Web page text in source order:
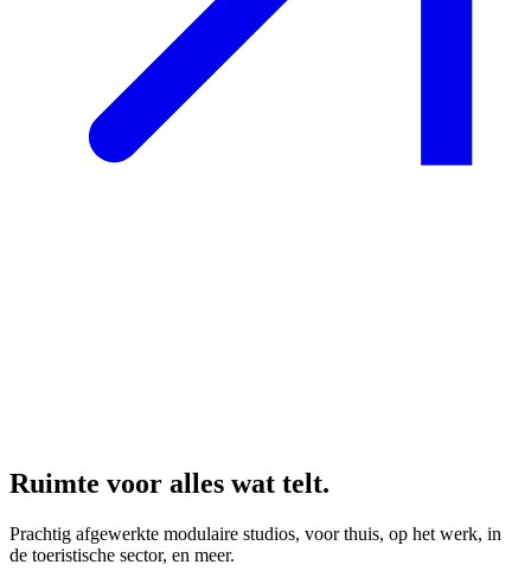
Ruimte voor alles wat telt.
Prachtig afgewerkte modulaire studios, voor thuis, op het werk, in
de toeristische sector, en meer.